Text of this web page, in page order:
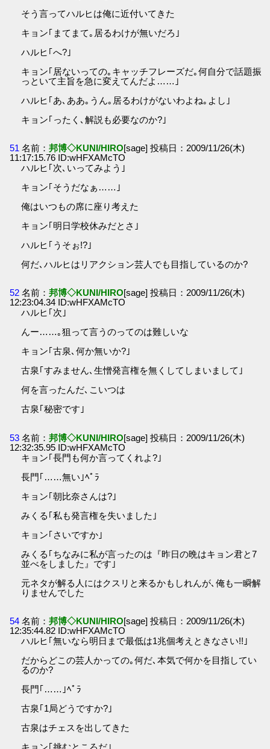
そう言ってハルヒは俺に近付いてきた
キョン｢まてまて｡居るわけが無いだろ｣
ハルヒ｢へ?｣
キョン｢居ないっての｡キャッチフレーズだ｡何自分で話題振
っといて主旨を急に変えてんだよ……｣
ハルヒ｢あ､ああ｡うん｡居るわけがないわよね｡よし｣
キョン｢ったく､解説も必要なのか?｣
51 名前：邦博◇KUNI/HIRO[sage] 投稿日：2009/11/26(木)
11:17:15.76 ID:wHFXAMcTO
ハルヒ｢次､いってみよう｣
キョン｢そうだなぁ……｣
俺はいつもの席に座り考えた
キョン｢明日学校休みだとさ｣
ハルヒ｢うそぉ!?｣
何だ､ハルヒはリアクション芸人でも目指しているのか?
52 名前：邦博◇KUNI/HIRO[sage] 投稿日：2009/11/26(木)
12:23:04.34 ID:wHFXAMcTO
ハルヒ｢次｣
んー……｡狙って言うのってのは難しいな
キョン｢古泉､何か無いか?｣
古泉｢すみません､生憎発言権を無くしてしまいまして｣
何を言ったんだ､こいつは
古泉｢秘密です｣
53 名前：邦博◇KUNI/HIRO[sage] 投稿日：2009/11/26(木)
12:32:35.95 ID:wHFXAMcTO
キョン｢長門も何か言ってくれよ?｣
長門｢……無い｣ﾍﾟﾗ
キョン｢朝比奈さんは?｣
みくる｢私も発言権を失いました｣
キョン｢さいですか｣
みくる｢ちなみに私が言ったのは『昨日の晩はキョン君と7
並べをしました』です｣
元ネタが解る人にはクスリと来るかもしれんが､俺も一瞬解
りませんでした
54 名前：邦博◇KUNI/HIRO[sage] 投稿日：2009/11/26(木)
12:35:44.82 ID:wHFXAMcTO
ハルヒ｢無いなら明日まで最低は1兆個考えときなさい!!｣
だからどこの芸人かっての｡何だ､本気で何かを目指してい
るのか?
長門｢……｣ﾍﾟﾗ
古泉｢1局どうですか?｣
古泉はチェスを出してきた